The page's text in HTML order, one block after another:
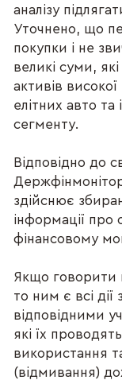
аналізу
Уточнено, що
покупки і не
великі суми,
активів
елітних авто
сегменту.
Відповідно до
здійснює
інформації про
фінансовому
Якщо говорити
то ним є всі дії
відповідними
які їх
використання
(відмивання)